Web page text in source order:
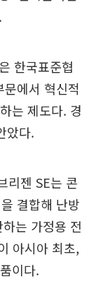
한국표준협
에서 혁신적
는 제도다. 경
았다.
리젠 SE는 콘
결합해 난방
는 가정용 전
아시아 최초,
이다.